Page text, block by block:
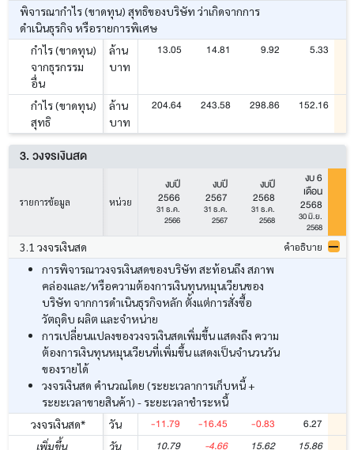
พิจารณากำไร (ขาดทุน) สุทธิของบริษัท ว่าเกิดจากการ
ดำเนินธุรกิจ หรือรายการพิเศษ
กำไร (ขาดทุน)
จากธุรกรรม
อื่น
ล้าน
บาท
13.05 14.81 9.92 5.33
กำไร (ขาดทุน)
สุทธิ
ล้าน
บาท
204.64 243.58 298.86 152.16
3. วงจรเงินสด
รายการข้อมูล หน่วย
งบปี
2566
31 ธ.ค.
2566
งบปี
2567
31 ธ.ค.
2567
งบปี
2568
31 ธ.ค.
2568
งบ 6
เดือน
2568
30 มิ.ย.
2568
3.1 วงจรเงินสด คำอธิบาย
การพิจารณาวงจรเงินสดของบริษัท สะท้อนถึง สภาพ
คล่องและ/หรือความต้องการเงินทุนหมุนเวียนของ
บริษัท จากการดำเนินธุรกิจหลัก ตั้งแต่การสั่งซื้อ
วัตถุดิบ ผลิต และจำหน่าย
การเปลี่ยนแปลงของวงจรเงินสดเพิ่มขึ้น แสดงถึง ความ
ต้องการเงินทุนหมุนเวียนที่เพิ่มขึ้น แสดงเป็นจำนวนวัน
ของรายได้
วงจรเงินสด คำนวณโดย (ระยะเวลาการเก็บหนี้ +
ระยะเวลาขายสินค้า) - ระยะเวลาชำระหนี้
วงจรเงินสด*
วัน -11.79 -16.45 -0.83 6.27
เพิ่มขึ้น วัน 10.79 -4.66 15.62 15.86